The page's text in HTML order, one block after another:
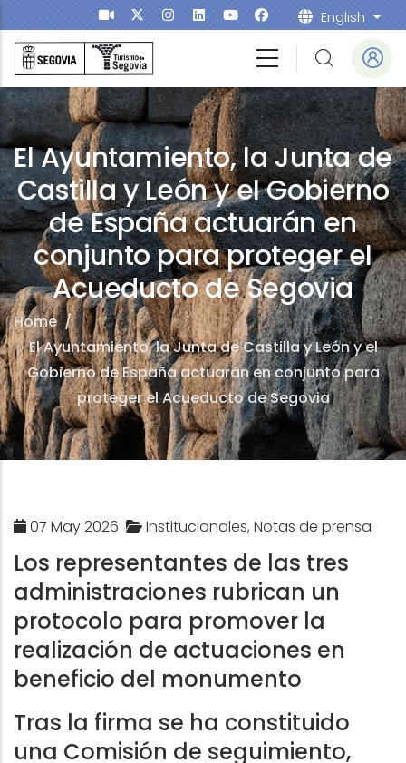
Skip to main content English List
El Ayuntamiento, la Junta de
Castilla y León y el Gobierno
de España actuarán en
conjunto para proteger el
Acueducto de Segovia
Home/
El Ayuntamiento, la Junta de Castilla y León y el
Gobierno de España actuarán en conjunto para
proteger el Acueducto de Segovia
07 May 2026 Institucionales, Notas de prensa
Los representantes de las tres
administraciones rubrican un
protocolo para promover la
realización de actuaciones en
beneficio del monumento
Tras la firma se ha constituido
una Comisión de seguimiento,